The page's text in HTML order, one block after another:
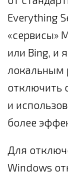
Everything
«сервисы»
или Bing, и
локальным
отключить
и
более
Для
Windows